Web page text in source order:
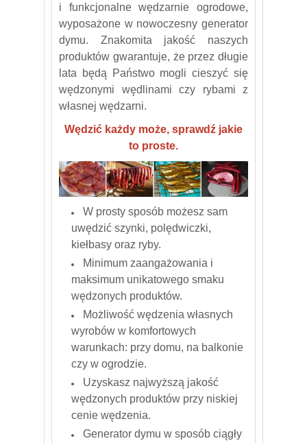
i funkcjonalne wędzarnie ogrodowe,
wyposażone w nowoczesny generator
dymu. Znakomita jakość naszych
produktów gwarantuje, że przez długie
lata będą Państwo mogli cieszyć się
wędzonymi wędlinami czy rybami z
własnej wędzarni.
Wędzić każdy może, sprawdź jakie
to proste.
W prosty sposób możesz sam
uwędzić szynki, polędwiczki,
kiełbasy oraz ryby.
Minimum zaangażowania i
maksimum unikatowego smaku
wędzonych produktów.
Możliwość wędzenia własnych
wyrobów w komfortowych
warunkach: przy domu, na balkonie
czy w ogrodzie.
Uzyskasz najwyższą jakość
wędzonych produktów przy niskiej
cenie wędzenia.
Generator dymu w sposób ciągły